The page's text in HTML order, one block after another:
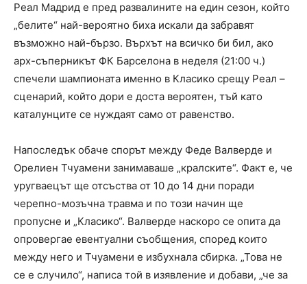
Реал Мадрид е пред развалините на един сезон, който
„белите“ най-вероятно биха искали да забравят
възможно най-бързо. Върхът на всичко би бил, ако
арх-съперникът ФК Барселона в неделя (21:00 ч.)
спечели шампионата именно в Класико срещу Реал –
сценарий, който дори е доста вероятен, тъй като
каталунците се нуждаят само от равенство.
Напоследък обаче спорът между Феде Валверде и
Орелиен Тчуамени занимаваше „кралските“. Факт е, че
уругваецът ще отсъства от 10 до 14 дни поради
черепно-мозъчна травма и по този начин ще
пропусне и „Класико“. Валверде наскоро се опита да
опровергае евентуални съобщения, според които
между него и Тчуамени е избухнала сбирка. „Това не
се е случило“, написа той в изявление и добави, „че за